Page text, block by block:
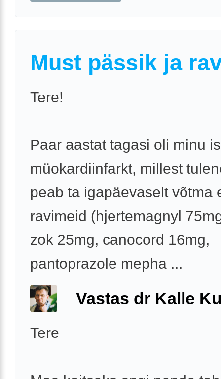
Must pässik ja
Tere!
Paar aastat tagasi oli minu
müokardiinfarkt, millest
peab ta igapäevaselt võtma
ravimeid (hjertemagnyl
zok 25mg, canocord 16mg,
pantoprazole mepha ...
Vastas dr Kalle
Tere